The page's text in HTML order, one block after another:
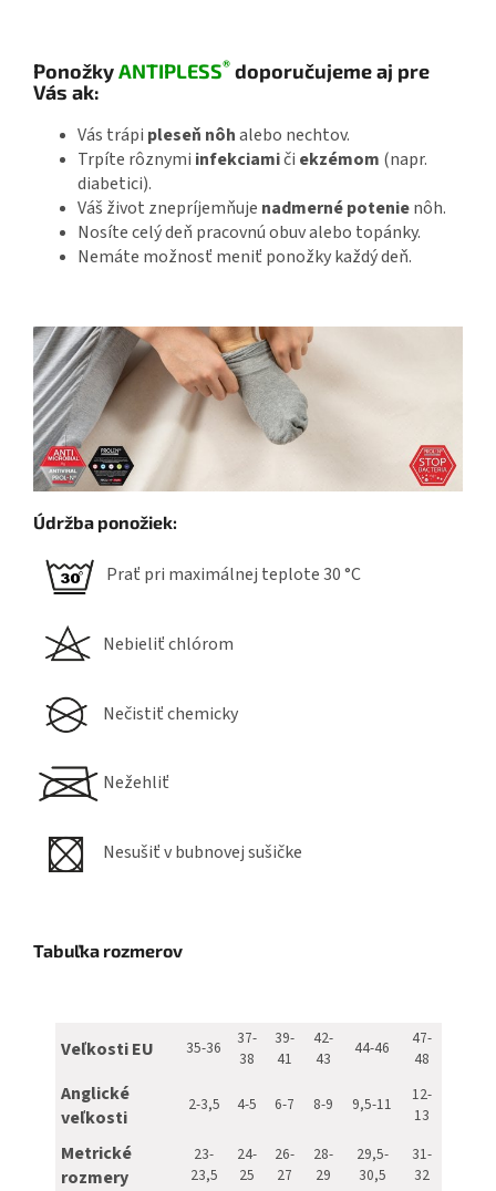
PonožkyANTIPLESS® doporučujeme aj pre
Vás ak:
Vás trápi pleseň nôhalebo nechtov.
Trpíte rôznymi infekciamiči ekzémom (napr.
diabetici).
Váš život znepríjemňuje nadmerné potenienôh.
Nosíte celý deň pracovnú obuv alebo topánky.
Nemáte možnosť meniť ponožky každý deň.
Údržba ponožiek:
Prať pri maximálnej teplote 30 °C
Nebieliť chlórom
Nečistiť chemicky
Nežehliť
Nesušiť v bubnovej sušičke
Tabuľka rozmerov
Veľkosti EU 35-36
37-
38
39-
41
42-
43
44-46
47-
48
Anglické
veľkosti
2-3,5 4-5 6-7 8-9 9,5-11
12-
13
Metrické
rozmery
23-
23,5
24-
25
26-
27
28-
29
29,5-
30,5
31-
32